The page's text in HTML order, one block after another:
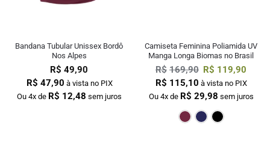
Bandana Tubular Unissex Bordô
Nos Alpes
R$ 49,90
R$ 47,90 à vista no PIX
Ou 4x de R$ 12,48 sem juros
Camiseta Feminina Poliamida UV
Manga Longa Biomas no Brasil
R$ 169,90 R$ 119,90
R$ 115,10 à vista no PIX
Ou 4x de R$ 29,98 sem juros